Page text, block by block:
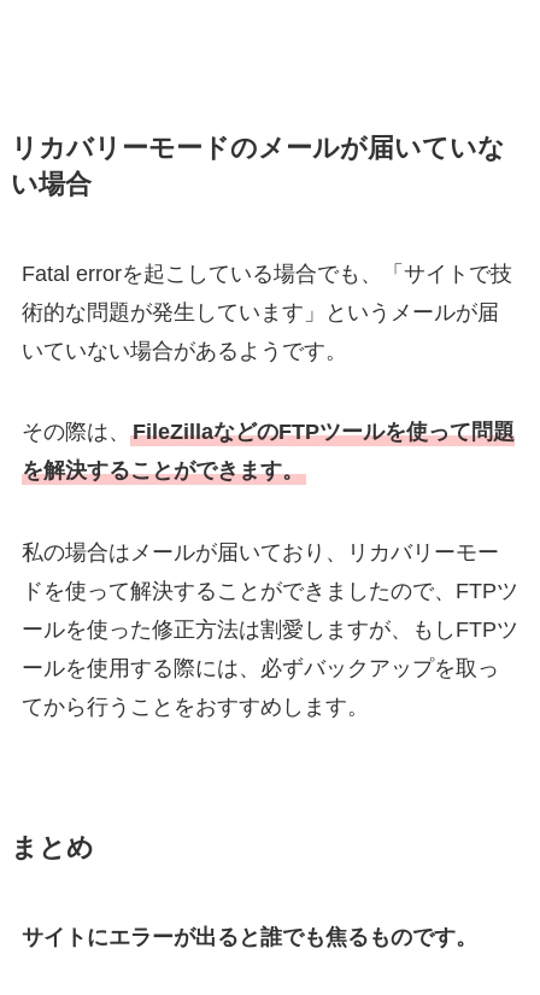
リカバリーモードのメールが届いていな
い場合
Fatal errorを起こしている場合でも、「サイトで技
術的な問題が発生しています」というメールが届
いていない場合があるようです。
その際は、 FileZillaなどのFTPツールを使って問題
を解決することができます。
私の場合はメールが届いており、リカバリーモー
ドを使って解決することができましたので、FTPツ
ールを使った修正方法は割愛しますが、もしFTPツ
ールを使用する際には、必ずバックアップを取っ
てから行うことをおすすめします。
まとめ
サイトにエラーが出ると誰でも焦るものです。